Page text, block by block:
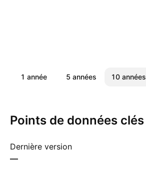
1 année 5 années 10 années
Points de données clés
Dernière version
—